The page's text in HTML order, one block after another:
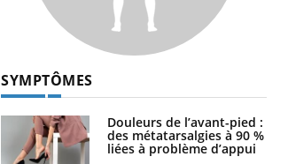
SYMPTÔMES
Douleurs de l’avant-pied :
des métatarsalgies à 90 %
liées à problème d’appui